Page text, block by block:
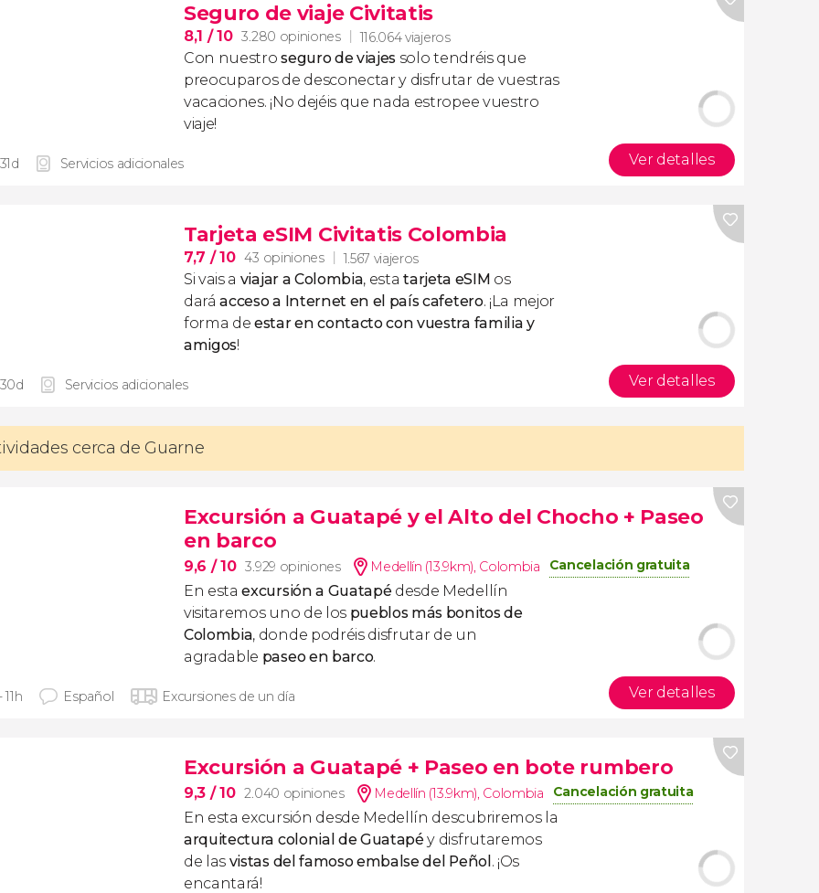
Seguro de viaje Civitatis
8,1 / 10 3.280 opiniones 116.064 viajeros
Con nuestroseguro de viajes solo tendréis que
preocuparos de desconectar y disfrutar de vuestras
vacaciones. ¡No dejéis que nada estropee vuestro
viaje!
Servicios adicionales Ver detalles
Tarjeta eSIM Civitatis Colombia
7,7 / 10 43 opiniones 1.567 viajeros
Si vais a viajar a Colombia, estatarjeta eSIM os
daráacceso a Internet en el país cafetero. ¡La mejor
forma deestar en contacto con vuestra familia y
amigos!
Servicios adicionales Ver detalles
cerca de Guarne
Excursión a Guatapé y el Alto del Chocho + Paseo
en barco
9,6 / 10 3.929 opiniones Medellín (13.9km), Colombia Cancelación gratuita
En estaexcursión a Guatapédesde Medellín
visitaremos uno de los pueblos más bonitos de
Colombia, donde podréis disfrutar de un
agradable paseo en barco.
11h Español Excursiones de un día Ver detalles
Excursión a Guatapé + Paseo en bote rumbero
9,3 / 10 2.040 opiniones Medellín (13.9km), Colombia Cancelación gratuita
En esta excursión desde Medellín descubriremos la
arquitectura colonial de Guatapéy disfrutaremos
de las vistas del famoso embalse del Peñol . ¡Os
encantará!